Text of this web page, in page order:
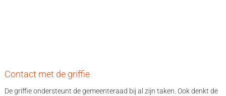
Contact met de griffie
De griffie ondersteunt de gemeenteraad bij al zijn taken. Ook denkt de